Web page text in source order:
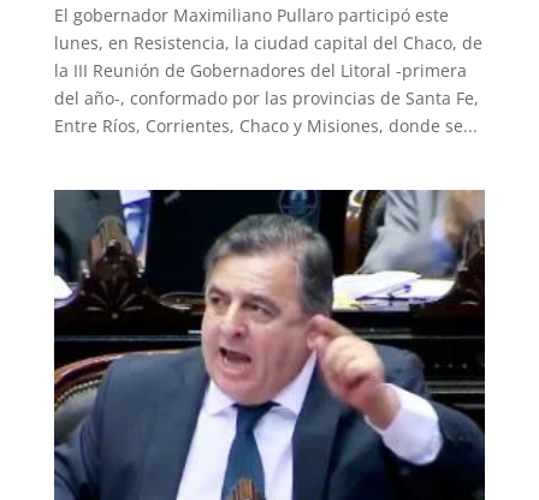
El gobernador Maximiliano Pullaro participó este
lunes, en Resistencia, la ciudad capital del Chaco, de
la III Reunión de Gobernadores del Litoral -primera
del año-, conformado por las provincias de Santa Fe,
Entre Ríos, Corrientes, Chaco y Misiones, donde se...